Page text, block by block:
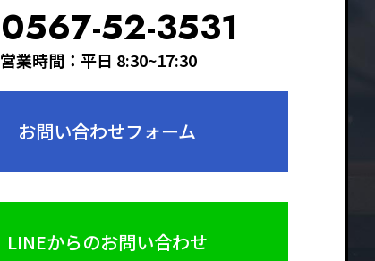
0567-52-3531
営業時間：平日 8:30~17:30
お問い合わせフォーム
LINEからのお問い合わせ